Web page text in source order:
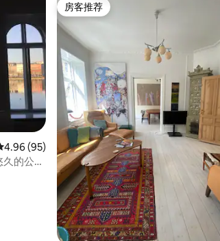
均评分 4.96 分（满分 5 分），共 95 条评价
4.96 (95)
的公
房客推荐
房客推荐